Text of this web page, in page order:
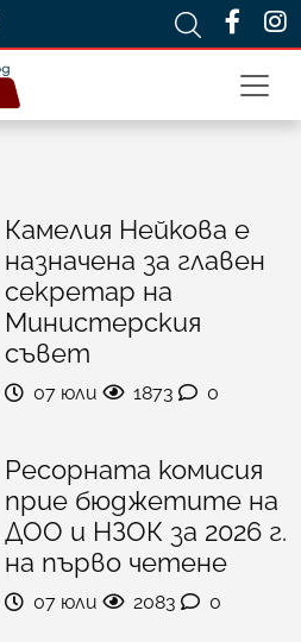
Камелия Нейкова е
назначена за главен
секретар на
Министерския
съвет
07 юли 1873 0
Ресорната комисия
прие бюджетите на
ДОО и НЗОК за 2026 г.
на първо четене
07 юли 2083 0